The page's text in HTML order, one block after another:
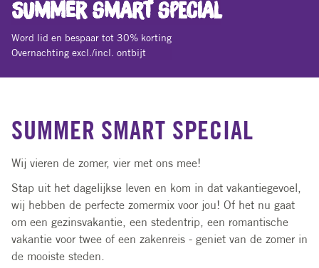
SUMMER SMART SPECIAL
Word lid en bespaar tot 30% korting
Overnachting excl./incl. ontbijt
SUMMER SMART SPECIAL
Wij vieren de zomer, vier met ons mee!
Stap uit het dagelijkse leven en kom in dat vakantiegevoel,
wij hebben de perfecte zomermix voor jou! Of het nu gaat
om een gezinsvakantie, een stedentrip, een romantische
vakantie voor twee of een zakenreis - geniet van de zomer in
de mooiste steden.